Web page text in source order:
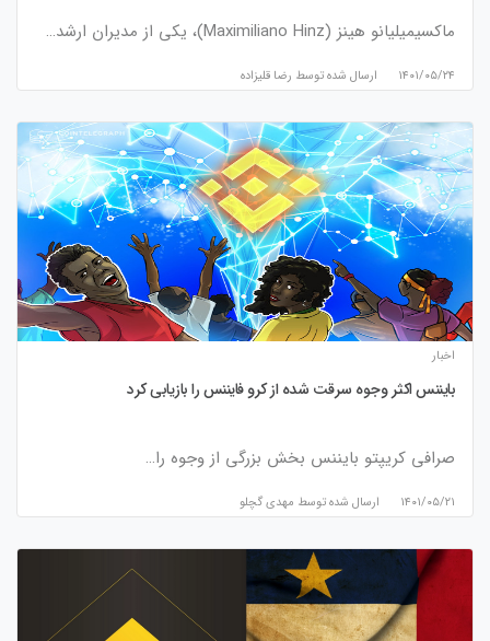
ماکسیمیلیانو هینز (Maximiliano Hinz)، یکی از مدیران ارشد…
۱۴۰۱/۰۵/۲۴ ارسال شده توسط رضا قلیزاده
اخبار
بایننس اکثر وجوه سرقت شده از کرو فایننس را بازیابی کرد
صرافی کریپتو بایننس بخش بزرگی از وجوه را…
۱۴۰۱/۰۵/۲۱ ارسال شده توسط مهدی گچلو